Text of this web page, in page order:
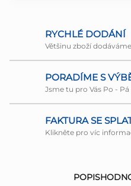
RYCHLÉ DODÁNÍ
Většinu zboží
PORADÍME S
Jsme tu pro Vás Po - Pá
FAKTURA SE
Klikněte pro víc
POPIS